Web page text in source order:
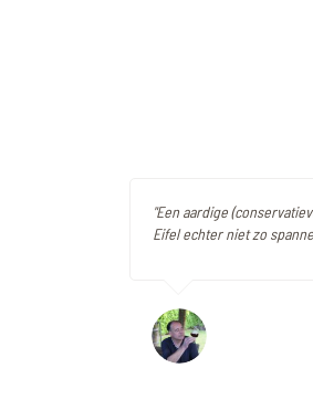
"Een aardige
Eifel echter niet zo